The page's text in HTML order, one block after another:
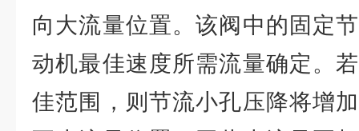
向大流量位置。该阀中的固定
动机最佳速度所需流量确定。
佳范围，则节流小孔压降将增